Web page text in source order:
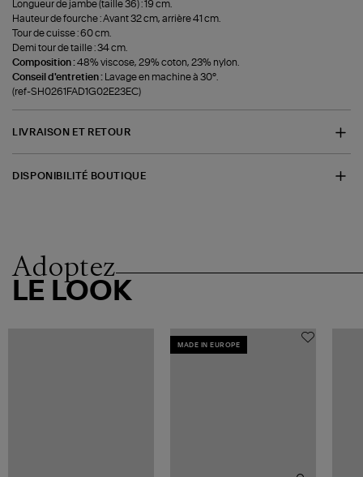
Longueur de jambe (taille 36) : 19 cm.
Hauteur de fourche : Avant 32 cm, arrière 41 cm.
Tour de cuisse : 60 cm.
Demi tour de taille : 34 cm.
Composition :48% viscose, 29% coton, 23% nylon.
Conseil d'entretien : Lavage en machine à 30°.
(ref-SH0261FAD1G02E23EC)
LIVRAISON ET RETOUR
DISPONIBILITÉ BOUTIQUE
Adoptez
LE LOOK
MADE IN EUROPE